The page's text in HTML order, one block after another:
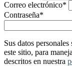
Correo electrónico*
Contraseña*
Sus datos
este sitio, para
descritos en nuestra